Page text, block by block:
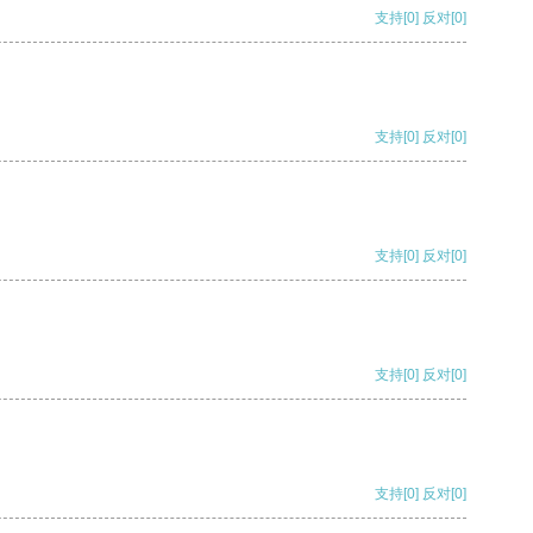
支持[0] 反对[0]
支持[0] 反对[0]
支持[0] 反对[0]
支持[0] 反对[0]
支持[0] 反对[0]